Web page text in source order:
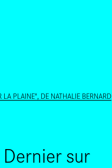
PLAINE", DE NATHALIE BERNARD
sur